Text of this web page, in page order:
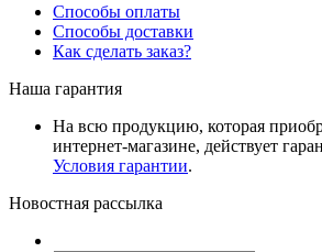
Способы оплаты
Способы доставки
Как сделать заказ?
Наша гарантия
На всю продукцию, которая
интернет-магазине, действует
Условия гарантии.
Новостная рассылка